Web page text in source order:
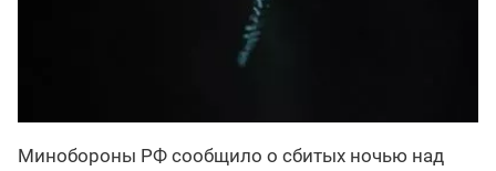
Минобороны РФ сообщило о сбитых ночью над